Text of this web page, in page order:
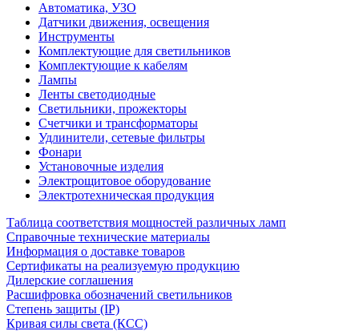
Автоматика, УЗО
Датчики движения, освещения
Инструменты
Комплектующие для светильников
Комплектующие к кабелям
Лампы
Ленты светодиодные
Светильники, прожекторы
Счетчики и трансформаторы
Удлинители, сетевые фильтры
Фонари
Установочные изделия
Электрощитовое оборудование
Электротехническая продукция
Таблица соответствия мощностей различных ламп
Справочные технические материалы
Информация о доставке товаров
Сертификаты на реализуемую продукцию
Дилерские соглашения
Расшифровка обозначений светильников
Степень защиты (IP)
Кривая силы света (КСС)